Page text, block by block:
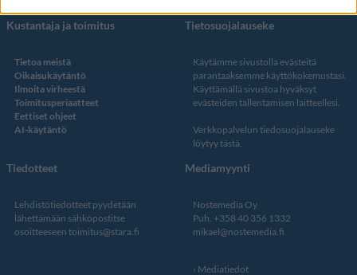
Kustantaja ja toimitus
Tietoa meistä
Oikaisukäytäntö
Ilmoita virheestä
Toimitusperiaatteet
Eettiset ohjeet
AI-käytäntö
Tietosuojalauseke
Käytämme sivustolla evästeitä
parantaaksemme käyttökokemustasi.
Käyttämällä sivustoa hyväksyt
evästeiden tallentamisen laitteellesi.
Verkkopalvelun tiedosuojalauseke
löytyy tästä
Tiedotteet
Lehdistötiedotteet pyydetään
lähettämään sähköpostitse
osoitteeseen toimitus@stara.fi
Mediamyynti
Nostemedia Oy
Puh. +358 40 356 1332
mikael@nostemedia.fi
Mediatiedot